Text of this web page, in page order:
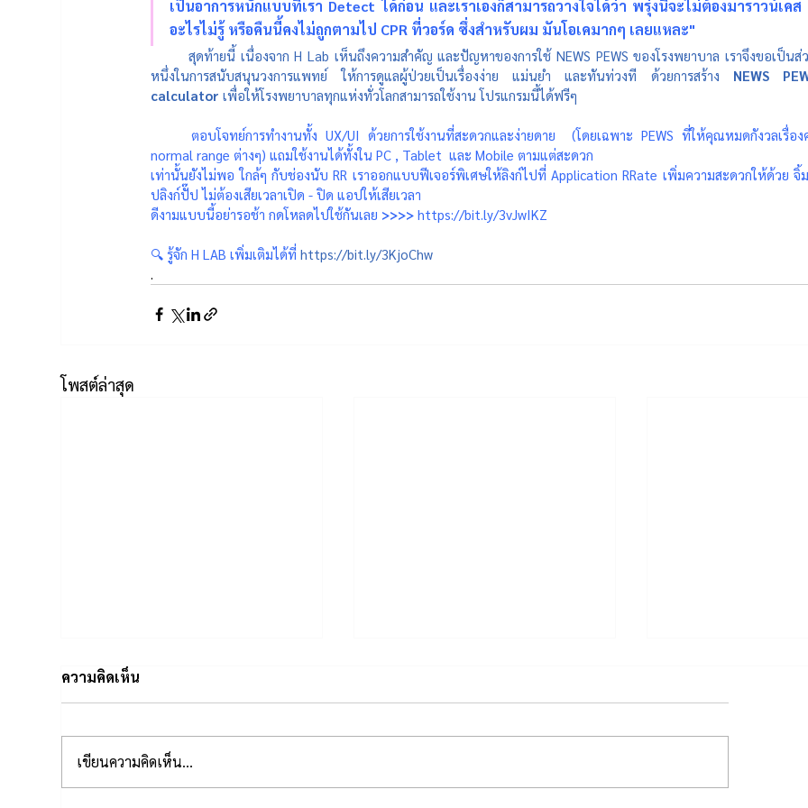
เป็นอาการหนักแบบที่เรา Detect ได้ก่อน และเราเองก็สามารถวางใจได้ว่า พรุ่งนี้จะไม่ต้องมาราวน์เคส
อะไรไม่รู้ หรือคืนนี้คงไม่ถูกตามไป CPR ที่วอร์ด ซึ่งสำหรับผม มันโอเคมากๆ เลยแหละ"
สุดท้ายนี้ เนื่องจาก H Lab เห็นถึงความสำคัญ และปัญหาของการใช้ NEWS PEWS ของโรงพยาบาล เราจึงขอเป็นส่
หนึ่งในการสนับสนุนวงการแพทย์ ให้การดูแลผู้ป่วยเป็นเรื่องง่าย แม่นยำ และทันท่วงที ด้วยการสร้าง NEWS
calculator เพื่อให้โรงพยาบาลทุกแห่งทั่วโลกสามารถใช้งาน โปรแกรมนี้ได้ฟรีๆ
ตอบโจทย์การทำงานทั้ง UX/UI ด้วยการใช้งานที่สะดวกและง่ายดาย  (โดยเฉพาะ PEWS ที่ให้คุณหมดกังวลเรื่อง
normal range ต่างๆ) แถมใช้งานได้ทั้งใน PC , Tablet  และ Mobile ตามแต่สะดวก
เท่านั้นยังไม่พอ ใกล้ๆ กับช่องนับ RR เราออกแบบฟีเจอร์พิเศษให้ลิงก์ไปที่ Application RRate เพิ่มความสะดวกให้ด้วย จิ้
ปลิงก์ปั๊ป ไม่ต้องเสียเวลาเปิด - ปิด แอปให้เสียเวลา
ดีงามแบบนี้อย่ารอช้า กดโหลดไปใช้กันเลย >>>> https://bit.ly/3vJwIKZ
🔍 รู้จัก H LAB เพิ่มเติมได้ที่ https://bit.ly/3KjoChw
โพสต์ล่าสุด
ความคิดเห็น
เขียนความคิดเห็น…